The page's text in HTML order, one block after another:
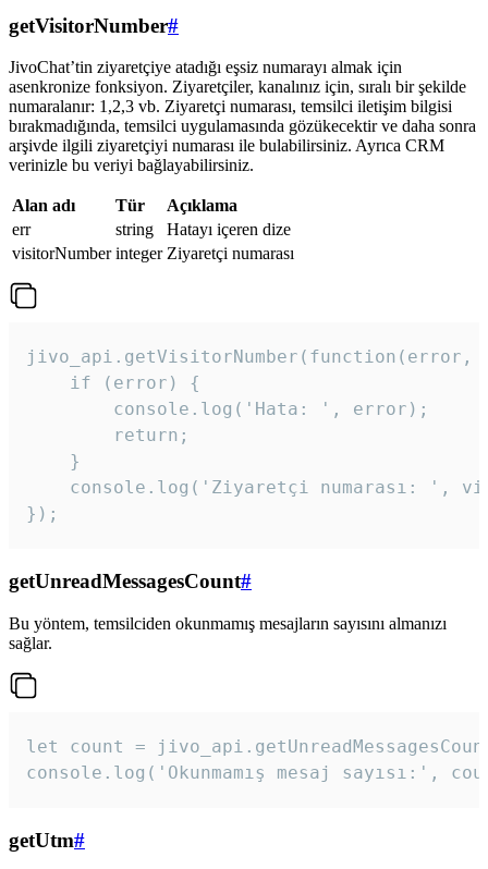
getVisitorNumber#
JivoChat’tin ziyaretçiye atadığı eşsiz numarayı almak için
asenkronize fonksiyon. Ziyaretçiler, kanalınız için, sıralı bir şekilde
numaralanır: 1,2,3 vb. Ziyaretçi numarası, temsilci iletişim bilgisi
bırakmadığında, temsilci uygulamasında gözükecektir ve daha sonra
arşivde ilgili ziyaretçiyi numarası ile bulabilirsiniz. Ayrıca CRM
verinizle bu veriyi bağlayabilirsiniz.
Alan adı Tür
Açıklama
err
string
Hatayı içeren dize
visitorNumber integer Ziyaretçi numarası
jivo_api.getVisitorNumber(function(error,
    if (error) {
        console.log('Hata: ', error);
        return;
    }
console.log('Ziyaretçi numarası: ',
});
getUnreadMessagesCount#
Bu yöntem, temsilciden okunmamış mesajların sayısını almanızı
sağlar.
let count =
console.log('Okunmamış mesaj sayısı:',
getUtm#